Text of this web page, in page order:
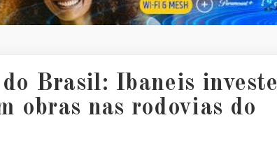
Brasil: Ibaneis investe
obras nas rodovias do